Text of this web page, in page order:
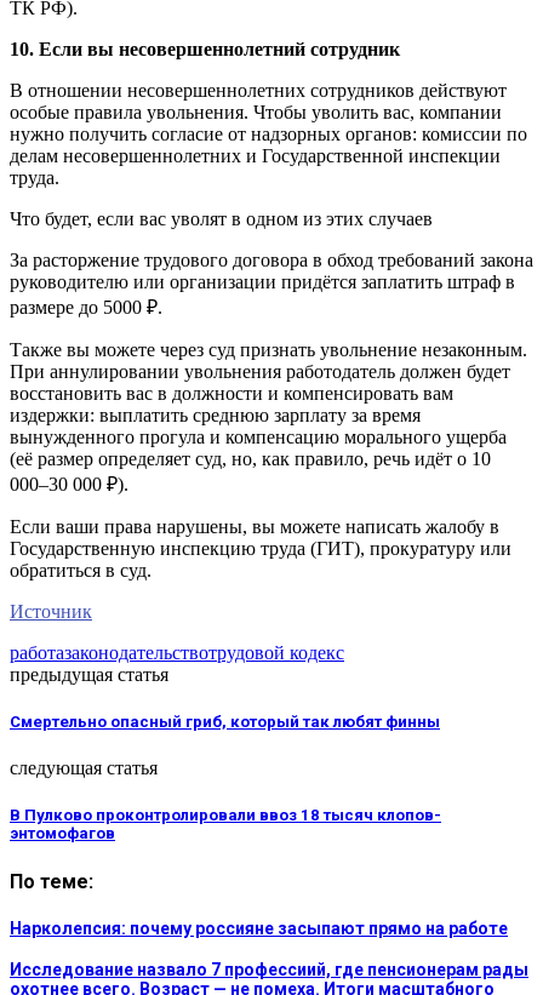
ТК РФ).
10. Если вы несовершеннолетний сотрудник
В отношении несовершеннолетних сотрудников действуют
особые правила увольнения. Чтобы уволить вас, компании
нужно получить согласие от надзорных органов: комиссии по
делам несовершеннолетних и Государственной инспекции
труда.
Что будет, если вас уволят в одном из этих случаев
За расторжение трудового договора в обход требований закона
руководителю или организации придётся заплатить штраф в
размере до 5000 ₽.
Также вы можете через суд признать увольнение незаконным.
При аннулировании увольнения работодатель должен будет
восстановить вас в должности и компенсировать вам
издержки: выплатить среднюю зарплату за время
вынужденного прогула и компенсацию морального ущерба
(её размер определяет суд, но, как правило, речь идёт о 10
000–30 000 ₽).
Если ваши права нарушены, вы можете написать жалобу в
Государственную инспекцию труда (ГИТ), прокуратуру или
обратиться в суд.
Источник
работазаконодательствотрудовой кодекс
предыдущая статья
Смертельно опасный гриб, который так любят финны
следующая статья
В Пулково проконтролировали ввоз 18 тысяч клопов-
энтомофагов
По теме:
Нарколепсия: почему россияне засыпают прямо на работе
Исследование назвало 7 профессиий, где пенсионерам рады
охотнее всего. Возраст — не помеха. Итоги масштабного